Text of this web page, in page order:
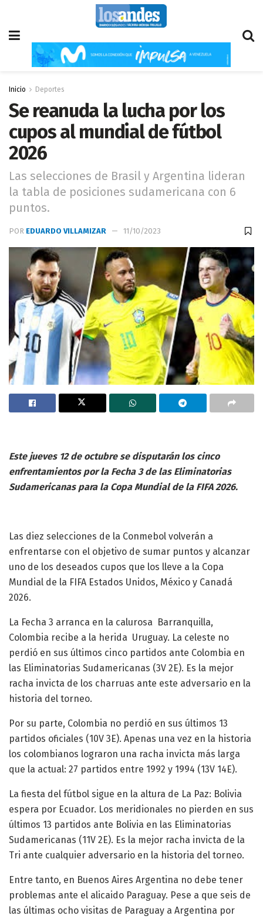
Inicio Deportes
Se reanuda la lucha por los
cupos al mundial de fútbol
2026
Las selecciones de Brasil y Argentina lideran
la tabla de posiciones sudamericana con 6
puntos.
POR EDUARDO VILLAMIZAR 11/10/2023
Este jueves 12 de octubre se disputarán los cinco
enfrentamientos por la Fecha 3 de las Eliminatorias
Sudamericanas para la Copa Mundial de la FIFA 2026.
Las diez selecciones de la Conmebol volverán a
enfrentarse con el objetivo de sumar puntos y alcanzar
uno de los deseados cupos que los lleve a la Copa
Mundial de la FIFA Estados Unidos, México y Canadá
2026.
La Fecha 3 arranca en la calurosa Barranquilla,
Colombia recibe a la herida Uruguay. La celeste no
perdió en sus últimos cinco partidos ante Colombia en
las Eliminatorias Sudamericanas (3V 2E). Es la mejor
racha invicta de los charruas ante este adversario en la
historia del torneo.
Por su parte, Colombia no perdió en sus últimos 13
partidos oficiales (10V 3E). Apenas una vez en la historia
los colombianos lograron una racha invicta más larga
que la actual: 27 partidos entre 1992 y 1994 (13V 14E).
La fiesta del fútbol sigue en la altura de La Paz: Bolivia
espera por Ecuador. Los meridionales no pierden en sus
últimos 13 partidos ante Bolivia en las Eliminatorias
Sudamericanas (11V 2E). Es la mejor racha invicta de la
Tri ante cualquier adversario en la historia del torneo.
Entre tanto, en Buenos Aires Argentina no debe tener
problemas ante el alicaido Paraguay. Pese a que seis de
las últimas ocho visitas de Paraguay a Argentina por